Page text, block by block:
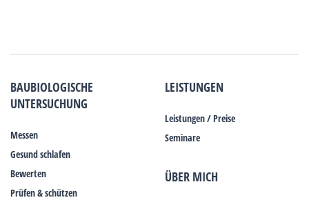
BAUBIOLOGISCHE
UNTERSUCHUNG
Messen
Gesund schlafen
Bewerten
Prüfen & schützen
LEISTUNGEN
Leistungen / Preise
Seminare
ÜBER MICH